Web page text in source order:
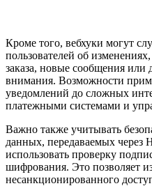
Кроме того, вебхуки могут
пользователей об
заказа, новые сообщения
внимания. Возможности
уведомлений до сложных
платежными системами и
Важно также учитывать
данных, передаваемых через
использовать проверку
шифрования. Это позволяет
несанкционированного